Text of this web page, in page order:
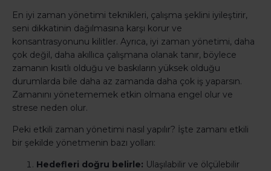
En iyi zaman yönetimi teknikleri, çalışma şeklini iyileştirir,
seni dikkatinin dağılmasına karşı korur ve
konsantrasyonunu kilitler. Ayrıca, iyi zaman yönetimi, daha
çok değil, daha akıllıca çalışmana olanak tanır, böylece
zamanın kısıtlı olduğu ve baskıların yüksek olduğu
durumlarda bile daha az zamanda daha çok iş yaparsın.
Zamanını yönetememek etkin olmana engel olur ve
strese neden olur.
Peki etkili zaman yönetimi nasıl yapılır? İşte zamanı etkili
bir şekilde yönetmenin bazı yolları:
Hedefleri doğru belirle: Ulaşılabilir ve ölçülebilir